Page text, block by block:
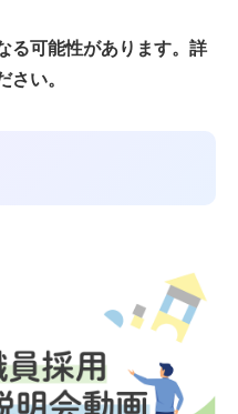
る可能性があります。詳
さい。